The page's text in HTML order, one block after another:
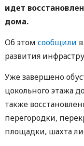
идет
дома.
Об этом сообщили
развития
Уже завершено
цокольного этажа
также
перегородки,
площадки, шахта